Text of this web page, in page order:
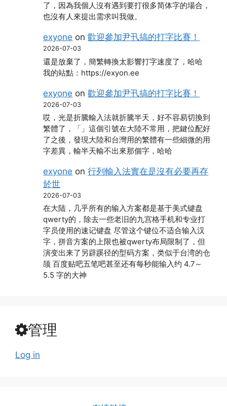
了，因為我個人沒有遇到要打很多简体字的場合，
也沒有人來提出需求叫我做。
exyone on歡迎參加尹卂搞的打字比賽！
2026-07-03
還是放棄了，簡繁轉換太影響打字速度了，哈哈
我的站點：https://exyon.ee
exyone on歡迎參加尹卂搞的打字比賽！
2026-07-03
哎，光是折騰輸入法就折騰半天，好不容易切換到
繁體了，「」這個引號在大陸不常用，把鍵位配好
了之後，發現大陸和台灣用的繁體有一些細微的用
字差異，輸半天輸不出來那個字，哈哈
exyone on行列輸入法實在是沒有必要再存
於世
2026-07-03
在大陆，几乎所有的输入方案都是基于美式键盘
qwerty的，除去一些老旧的九宫格手机和专业打
字员使用的速记键盘 尽管这个键位不适合输入汉
字，拼音方案的上限也被qwerty布局限制了，但
演变出来了另辟蹊径的型码方案，类似于台湾的仓
颉 百度贴吧五笔吧甚至还有每秒能输入约 4.7～
5.5 字的大神
管理
Log in